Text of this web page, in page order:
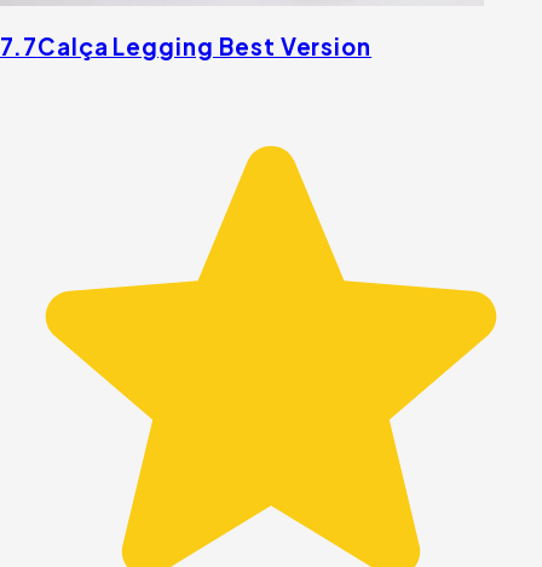
7.7Calça Legging Best Version